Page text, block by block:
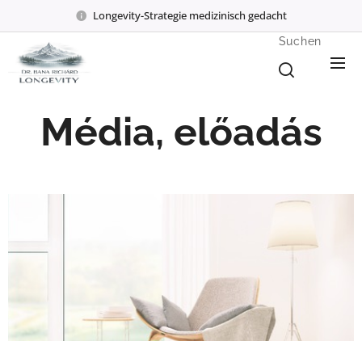
Longevity-Strategie medizinisch gedacht
Suchen
Média, előadás